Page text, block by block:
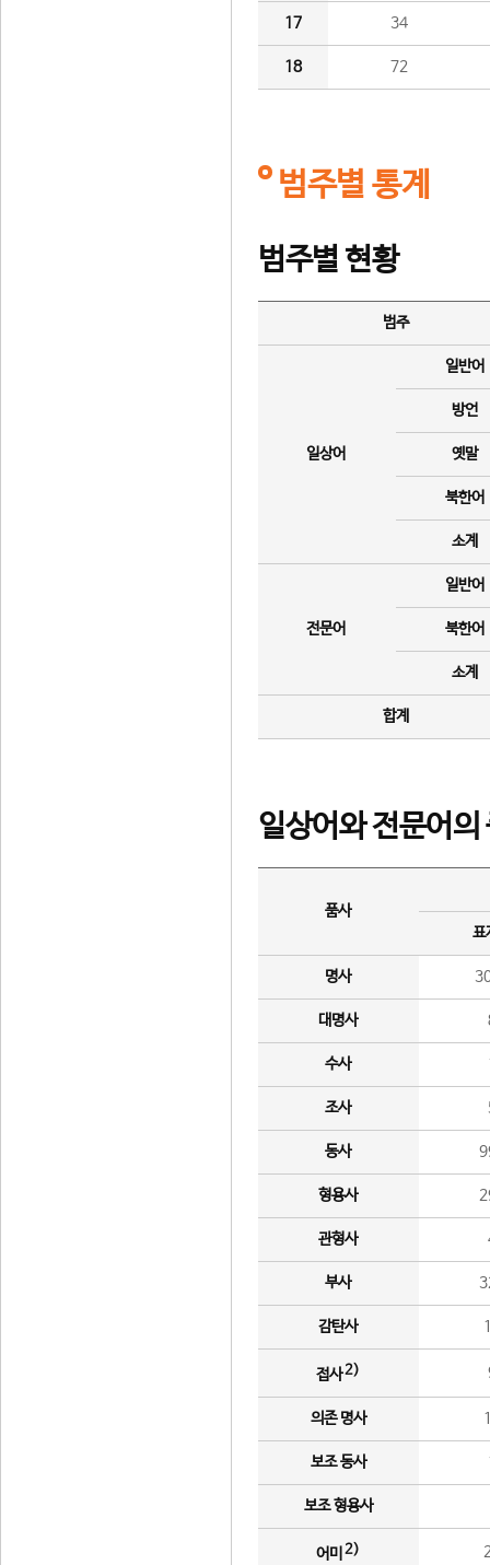
17 34
18 72
범주별 통계
범주별 현황
범주
일상어
일반어
방언
옛말
북한어
소계
전문어
일반어
북한어
소계
합계
일상어와 전문어의
품사
표
명사
대명사
수사
조사
동사
형용사
관형사
부사
감탄사
접사2)
의존 명사
보조 동사
보조 형용사
어미 2)